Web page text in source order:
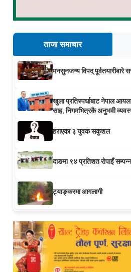
ताजा समाचार
मनसुनजन्य विपद् पूर्वतयारीबारे
खुला प्रतिस्पर्धाबाट नेपाल
साह, निगमभित्रकै अनुभवी
हराएका ३ युवक सकुशल
दाङमा ९४ प्रतिशत रोपाइँ
ट्याङ्करमा आगलागी